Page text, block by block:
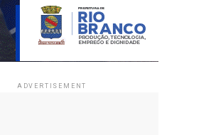
ADVERTISEMENT